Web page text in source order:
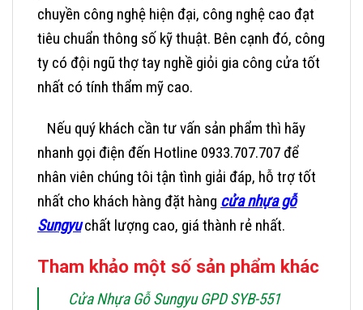
chuyền công nghệ hiện đại, công nghệ cao đạt
tiêu chuẩn thông số kỹ thuật. Bên cạnh đó, công
ty có đội ngũ thợ tay nghề giỏi gia công cửa tốt
nhất có tính thẩm mỹ cao.
Nếu quý khách cần tư vấn sản phẩm thì hãy
nhanh gọi điện đến Hotline 0933.707.707 để
nhân viên chúng tôi tận tình giải đáp, hỗ trợ tốt
nhất cho khách hàng đặt hàng cửa nhựa gỗ
Sungyuchất lượng cao, giá thành rẻ nhất.
Tham khảo một số sản phẩm khác
Cửa Nhựa Gỗ Sungyu GPD SYB-551